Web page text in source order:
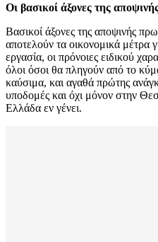
Οι βασικοί άξονες της
Βασικοί άξονες της αποψινής
αποτελούν τα οικονομικά μέτρα
εργασία, οι πρόνοιες ειδικού
όλοι όσοι θα πληγούν από το
καύσιμα, και αγαθά πρώτης
υποδομές και όχι μόνον στην
Ελλάδα εν γένει.